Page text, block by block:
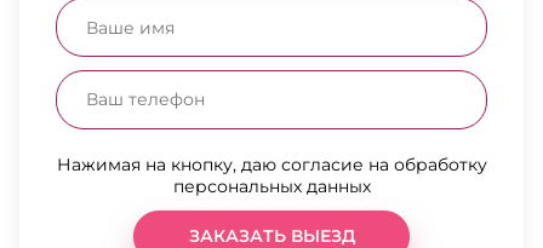
Нажимая на кнопку, даю согласие на обработку
персональных данных
ЗАКАЗАТЬ ВЫЕЗД